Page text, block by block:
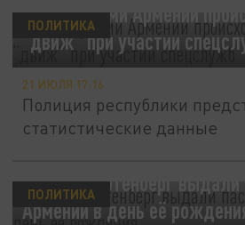
С паспортами Армении
“движ” при участии
ПОЛИТИКА
21 ИЮЛЯ 17:16
Полиция республики
статистические данные
Наталье Ротенберг выдали
Армении в день её
ПОЛИТИКА